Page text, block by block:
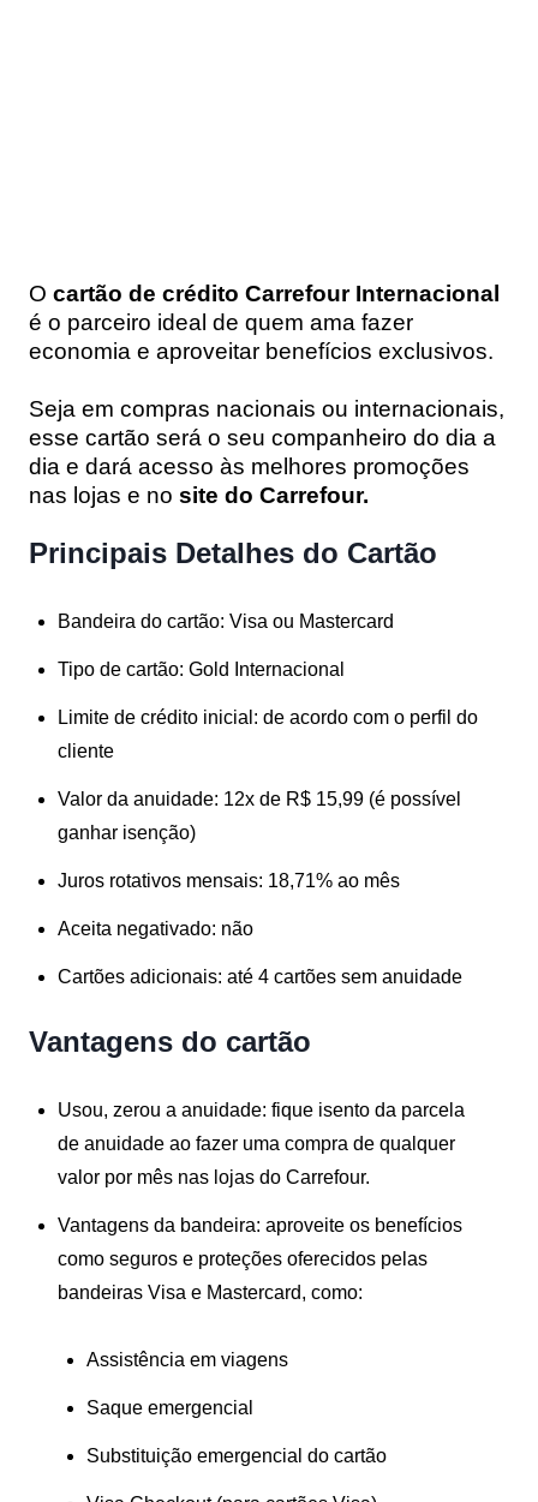
O cartão de crédito Carrefour Internacional
é o parceiro ideal de quem ama fazer
economia e aproveitar benefícios exclusivos.
Seja em compras nacionais ou internacionais,
esse cartão será o seu companheiro do dia a
dia e dará acesso às melhores promoções
nas lojas e no site do Carrefour.
Principais Detalhes do Cartão
Bandeira do cartão: Visa ou Mastercard
Tipo de cartão: Gold Internacional
Limite de crédito inicial: de acordo com o perfil do
cliente
Valor da anuidade: 12x de R$ 15,99 (é possível
ganhar isenção)
Juros rotativos mensais: 18,71% ao mês
Aceita negativado: não
Cartões adicionais: até 4 cartões sem anuidade
Vantagens do cartão
Usou, zerou a anuidade: fique isento da parcela
de anuidade ao fazer uma compra de qualquer
valor por mês nas lojas do Carrefour.
Vantagens da bandeira: aproveite os benefícios
como seguros e proteções oferecidos pelas
bandeiras Visa e Mastercard, como:
Assistência em viagens
Saque emergencial
Substituição emergencial do cartão